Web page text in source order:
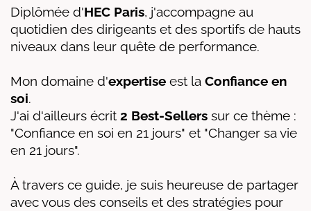
Diplômée d'HEC Paris, j'accompagne au
quotidien des dirigeants et des sportifs de hauts
niveaux dans leur quête de performance.
Mon domaine d'expertise est la Confiance en
soi.
J'ai d'ailleurs écrit 2 Best-Sellers sur ce thème :
"Confiance en soi en 21 jours" et "Changer sa vie
en 21 jours".
À travers ce guide, je suis heureuse de partager
avec vous des conseils et des stratégies pour